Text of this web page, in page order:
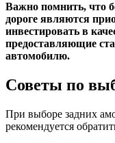
Важно помнить, что
дороге являются
инвестировать в
предоставляющие
автомобилю.
Советы по
При выборе задних
рекомендуется